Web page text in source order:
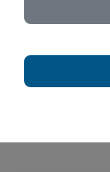
Porque